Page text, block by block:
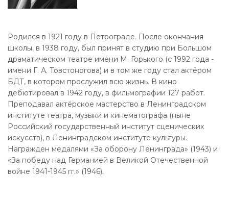
Родился в 1921 году в Петрограде. После окончания
школы, в 1938 году, был принят в студию при Большом
драматическом театре имени М. Горького (с 1992 года -
имени Г. А. Товстоногова) и в том же году стал актёром
БДТ, в котором прослужил всю жизнь. В кино
дебютировал в 1942 году, в фильмографии 127 работ.
Преподавал актёрское мастерство в Ленинградском
институте театра, музыки и кинематографа (ныне
Российский государственный институт сценических
искусств), в Ленинградском институте культуры.
Награжден медалями «За оборону Ленинграда» (1943) и
«За победу над Германией в Великой Отечественной
войне 1941-1945 гг.» (1946).